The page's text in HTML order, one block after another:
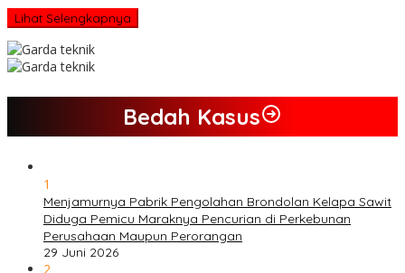
Lihat Selengkapnya
Bedah Kasus
1
Menjamurnya Pabrik Pengolahan Brondolan Kelapa Sawit
Diduga Pemicu Maraknya Pencurian di Perkebunan
Perusahaan Maupun Perorangan
29 Juni 2026
2